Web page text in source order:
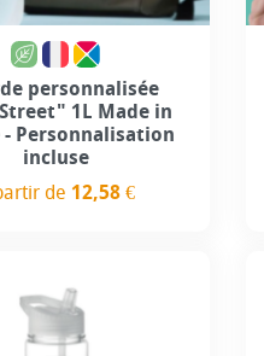
incluse
+4
personnalisée
1L Made in
- Personnalisation
incluse
de 12,58 €